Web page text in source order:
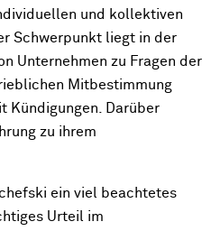
und kollektiven
Schwerpunkt liegt in der
Unternehmen zu Fragen der
Mitbestimmung
Kündigungen. Darüber
zu ihrem
ein viel beachtetes
Urteil im